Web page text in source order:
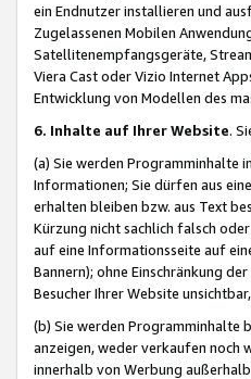
ein Endnutzer installieren und
Zugelassenen Mobilen
Satellitenempfangsgeräte,
Viera Cast oder Vizio Internet
Entwicklung von Modellen des
6. Inhalte auf Ihrer Website.
(a) Sie werden Programminhalte
Informationen; Sie dürfen aus
erhalten bleiben bzw. aus Text
Kürzung nicht sachlich falsch
auf eine Informationsseite auf
Bannern); ohne Einschränkung
Besucher Ihrer Website
(b) Sie werden Programminhalte
anzeigen, weder verkaufen noch
innerhalb von Werbung